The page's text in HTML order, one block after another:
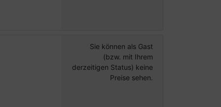
Sie können als Gast
(bzw. mit Ihrem
derzeitigen Status) keine
Preise sehen.